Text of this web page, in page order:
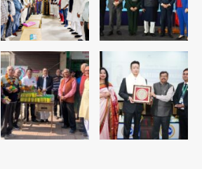
Team JHJ
अब पहला स्थान हासिल करना लक्ष्य: डीएम
Team JHJ
28 साल बाद कानून के शिकंजे में आया हत्या का
फरार आरोपी